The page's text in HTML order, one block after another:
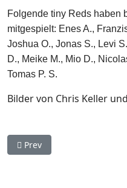
Folgende tiny Reds haben
mitgespielt: Enes A.,
Joshua O., Jonas S., Levi
D., Meike M., Mio D.,
Tomas P. S.
Bilder von Chris Keller
Previous article:
Prev